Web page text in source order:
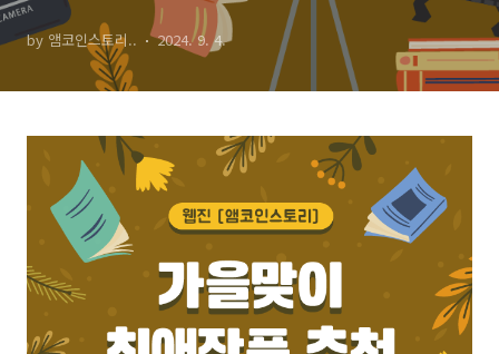
by 앰코인스토리.. 2024. 9. 4.